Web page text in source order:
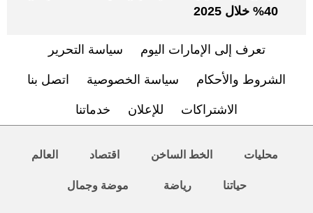
40% خلال 2025
تعرف إلى الإمارات اليوم سياسة التحرير
الشروط والأحكام سياسة الخصوصية اتصل بنا
الاشتراكات للإعلان خدماتنا
محليات الخط الساخن اقتصاد العالم
حياتنا رياضة موضة وجمال